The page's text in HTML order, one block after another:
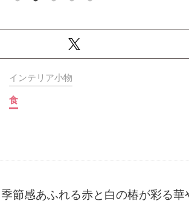
インテリア小物
食
節感あふれる赤と白の椿が彩る華